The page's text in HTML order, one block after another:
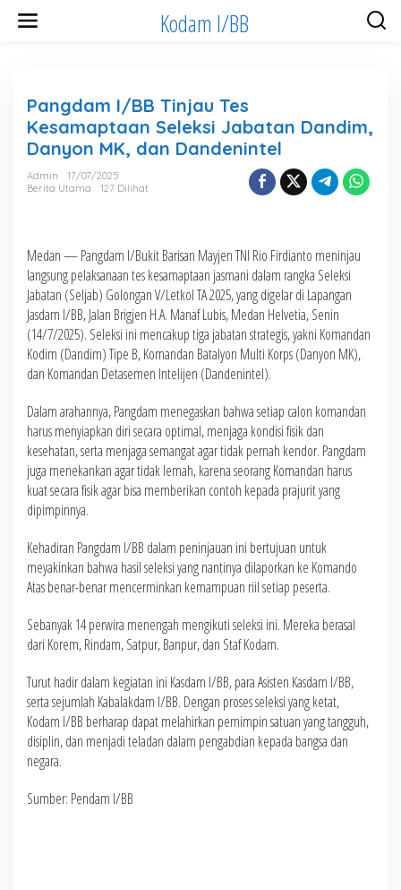
Kodam I/BB
Pangdam I/BB Tinjau Tes
Kesamaptaan Seleksi Jabatan Dandim,
Danyon MK, dan Dandenintel
Admin
17/07/2025
Berita Utama
127 Dilihat
Medan — Pangdam I/Bukit Barisan Mayjen TNI Rio Firdianto meninjau
langsung pelaksanaan tes kesamaptaan jasmani dalam rangka Seleksi
Jabatan (Seljab) Golongan V/Letkol TA 2025, yang digelar di Lapangan
Jasdam I/BB, Jalan Brigjen H.A. Manaf Lubis, Medan Helvetia, Senin
(14/7/2025). Seleksi ini mencakup tiga jabatan strategis, yakni Komandan
Kodim (Dandim) Tipe B, Komandan Batalyon Multi Korps (Danyon MK),
dan Komandan Detasemen Intelijen (Dandenintel).
Dalam arahannya, Pangdam menegaskan bahwa setiap calon komandan
harus menyiapkan diri secara optimal, menjaga kondisi fisik dan
kesehatan, serta menjaga semangat agar tidak pernah kendor. Pangdam
juga menekankan agar tidak lemah, karena seorang Komandan harus
kuat secara fisik agar bisa memberikan contoh kepada prajurit yang
dipimpinnya.
Kehadiran Pangdam I/BB dalam peninjauan ini bertujuan untuk
meyakinkan bahwa hasil seleksi yang nantinya dilaporkan ke Komando
Atas benar-benar mencerminkan kemampuan riil setiap peserta.
Sebanyak 14 perwira menengah mengikuti seleksi ini. Mereka berasal
dari Korem, Rindam, Satpur, Banpur, dan Staf Kodam.
Turut hadir dalam kegiatan ini Kasdam I/BB, para Asisten Kasdam I/BB,
serta sejumlah Kabalakdam I/BB. Dengan proses seleksi yang ketat,
Kodam I/BB berharap dapat melahirkan pemimpin satuan yang tangguh,
disiplin, dan menjadi teladan dalam pengabdian kepada bangsa dan
negara.
Sumber: Pendam I/BB